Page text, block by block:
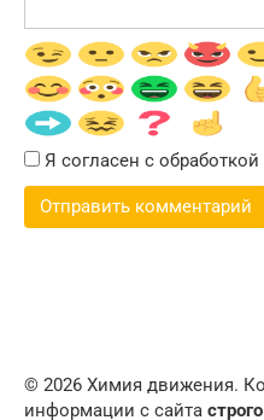
Я согласен с
© 2026 Химия движения.
информации с сайта